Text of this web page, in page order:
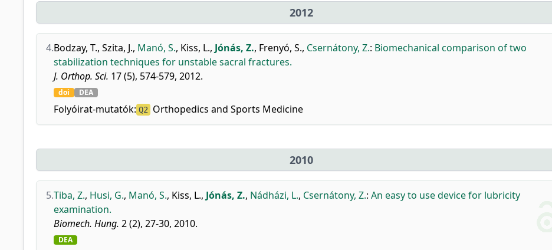
2012
4.Bodzay, T., Szita, J., Manó, S., Kiss, L., Jónás, Z., Frenyó, S., Csernátony, Z.: Biomechanical comparison of two
stabilization techniques for unstable sacral fractures.
J. Orthop. Sci. 17 (5), 574-579, 2012.
doi DEA
Folyóirat-mutatók: Q2 Orthopedics and Sports Medicine
2010
5.Tiba, Z., Husi, G., Manó, S., Kiss, L., Jónás, Z., Nádházi, L., Csernátony, Z.: An easy to use device for lubricity
examination.
Biomech. Hung. 2 (2), 27-30, 2010.
DEA